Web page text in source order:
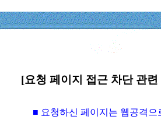
[요청 페이지 접근 차단 관
■ 요청하신 페이지는 웹공격